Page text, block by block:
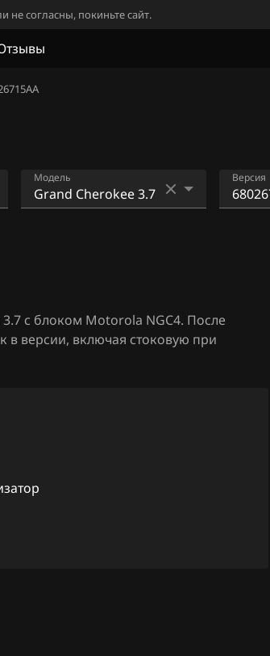
не согласны, покиньте сайт.
Модель
Grand Cherokee 5.7
Версия
с блоком Motorola NGC4. После
версии, включая стоковую при